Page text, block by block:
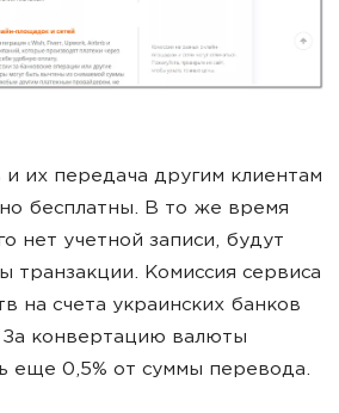
их передача другим клиентам
бесплатны. В то же время
нет учетной записи, будут
транзакции. Комиссия сервиса
на счета украинских банков
За конвертацию валюты
еще 0,5% от суммы перевода.